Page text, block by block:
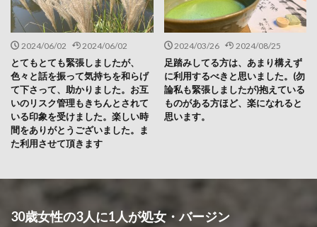
2024/06/02 2024/06/02
とてもとても緊張しましたが、
色々と話を振って気持ちを和らげ
て下さって、助かりました。お互
いのリスク管理もきちんとされて
いる印象を受けました。楽しい時
間をありがとうございました。ま
た利用させて頂きます
2024/03/26 2024/08/25
足踏みしてる方は、あまり構えず
に利用するべきと思いました。(勿
論私も緊張しましたが)抱えている
ものがある方ほど、楽になれると
思います。
30歳女性の3人に1人が処女・バージン